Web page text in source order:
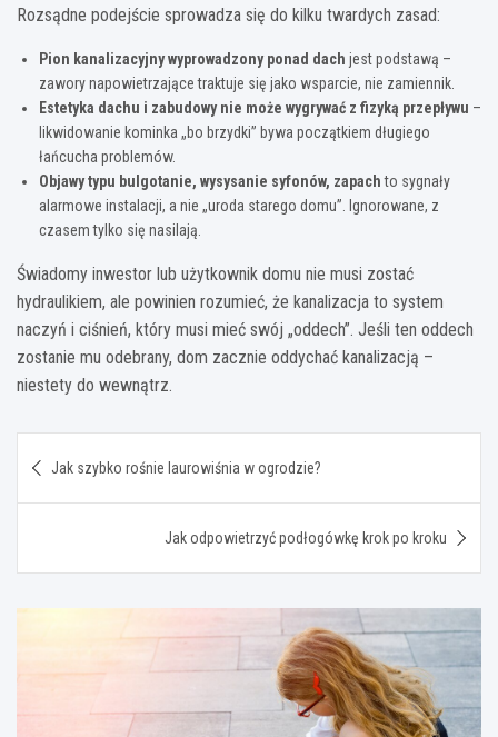
Rozsądne podejście sprowadza się do kilku twardych zasad:
Pion kanalizacyjny wyprowadzony ponad dach jest podstawą –
zawory napowietrzające traktuje się jako wsparcie, nie zamiennik.
Estetyka dachu i zabudowy nie może wygrywać z fizyką przepływu –
likwidowanie kominka „bo brzydki” bywa początkiem długiego
łańcucha problemów.
Objawy typu bulgotanie, wysysanie syfonów, zapachto sygnały
alarmowe instalacji, a nie „uroda starego domu”. Ignorowane, z
czasem tylko się nasilają.
Świadomy inwestor lub użytkownik domu nie musi zostać
hydraulikiem, ale powinien rozumieć, że kanalizacja to system
naczyń i ciśnień, który musi mieć swój „oddech”. Jeśli ten oddech
zostanie mu odebrany, dom zacznie oddychać kanalizacją –
niestety do wewnątrz.
wpisu
Jak szybko rośnie laurowiśnia w ogrodzie?
Jak odpowietrzyć podłogówkę krok po kroku